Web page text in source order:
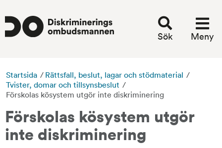
Sök Meny
Startsida / Rättsfall, beslut, lagar och stödmaterial /
Tvister, domar och tillsynsbeslut /
Förskolas kösystem utgör inte diskriminering
Förskolas kösystem utgör
inte diskriminering